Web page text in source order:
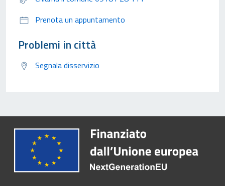
Prenota un appuntamento
Problemi in città
Segnala disservizio